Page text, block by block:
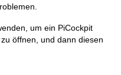
um ein PiCockpit
öffnen, und dann diesen